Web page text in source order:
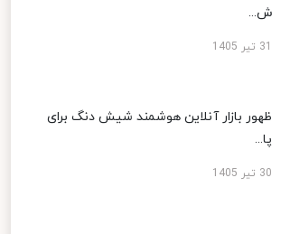
ش...
ظهور بازار آنلاین هوشمند شیش دنگ برای
پا...
30 تیر 1405